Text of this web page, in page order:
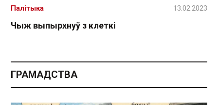
Чыж выпырхнуў з клеткі
Палітыка 13.02.2023
ГРАМАДСТВА